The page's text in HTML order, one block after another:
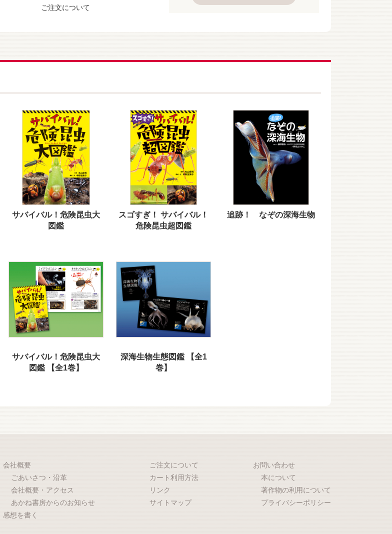
ご注文について
サバイバル！危険昆虫大
図鑑
スゴすぎ！ サバイバル！
危険昆虫超図鑑
追跡！ なぞの深海生物
サバイバル！危険昆虫大
図鑑 【全1巻】
深海生物生態図鑑 【全1
巻】
会社概要
ごあいさつ・沿革
会社概要・アクセス
あかね書房からのお知らせ
感想を書く
ご注文について
カート利用方法
リンク
サイトマップ
お問い合わせ
本について
著作物の利用について
プライバシーポリシー